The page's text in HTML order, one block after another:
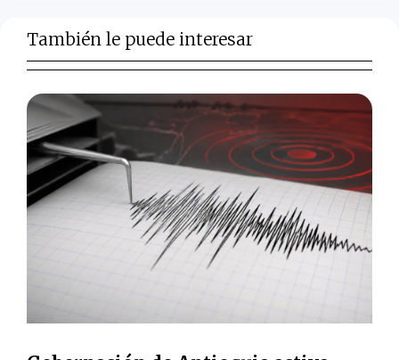
También le puede interesar